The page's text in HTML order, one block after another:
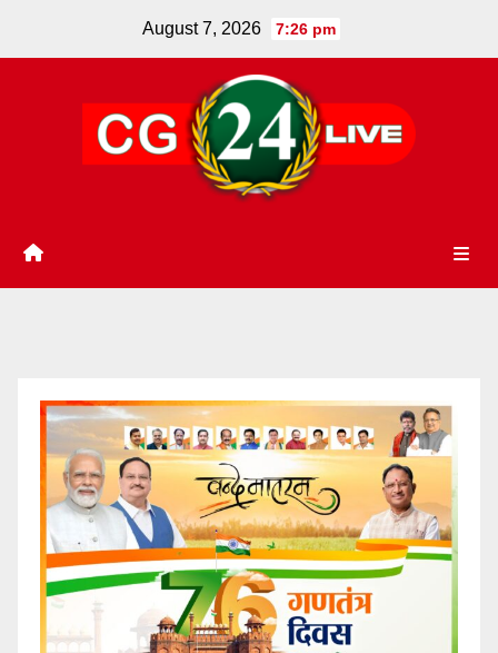
August 7, 2026 7:26 pm